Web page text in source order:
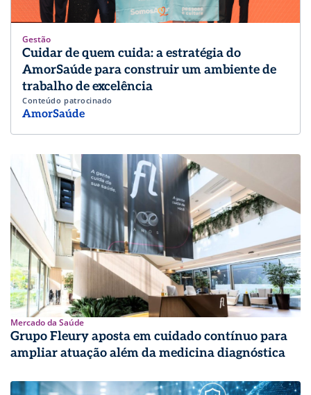
Gestão
Cuidar de quem cuida: a estratégia do
AmorSaúde para construir um ambiente de
trabalho de excelência
Conteúdo patrocinado
AmorSaúde
Mercado da Saúde
Grupo Fleury aposta em cuidado contínuo para
ampliar atuação além da medicina diagnóstica